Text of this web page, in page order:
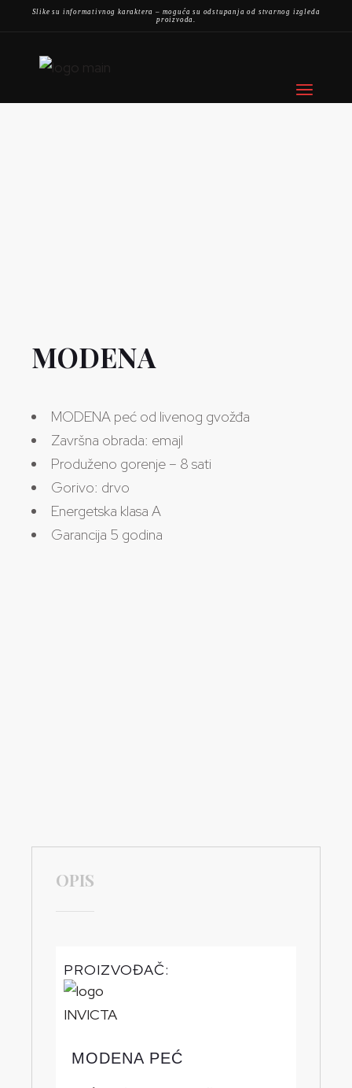
MODENA
MODENA peć od livenog gvožđa
Završna obrada: emajl
Produženo gorenje – 8 sati
Gorivo: drvo
Energetska klasa A
Garancija 5 godina
OPIS
PROIZVOĐAČ:
MODENA PEĆ
Slike su informativnog karaktera – moguća su odstupanja od stvarnog izgleda
proizvoda.